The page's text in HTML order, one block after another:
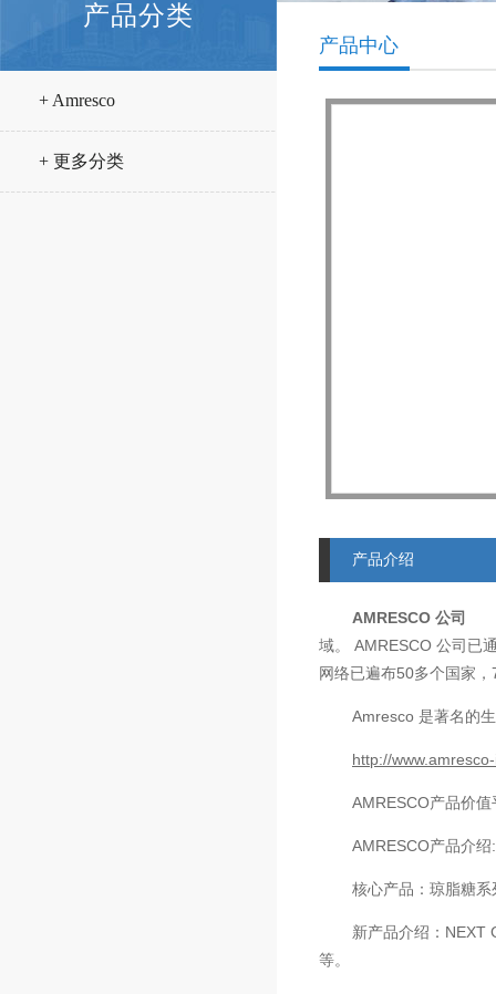
产品分类
+ Amresco
+ 更多分类
产品中心
产品介绍
AMRESCO 公司
域。 AMRESCO 公司已
网络已遍布50多个国家，
Amresco 是著名的
http://
AMRESCO产品价
AMRESCO产品介绍
核心产品：琼脂糖
新产品介绍： NEXT
等。